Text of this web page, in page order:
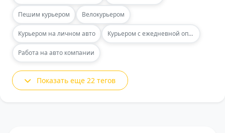
Пешим курьером Велокурьером
Курьером на личном авто Курьером с ежедневной оплатой
Работа на авто компании
Показать еще 22 тегов